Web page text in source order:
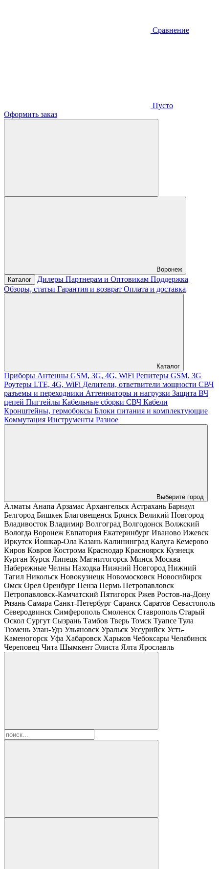
Сравнение
Пусто
Оформить заказ
Воронеж
Каталог
Дилеры Партнерам и Оптовикам Поддержка
Обзоры, статьи Гарантия и возврат Оплата и доставка
Каталог
Приборы Антенны GSM, 3G, 4G, WiFi Репитеры GSM, 3G
Роутеры LTE, 4G, WiFi Делители, ответвители мощности СВЧ
разъемы и переходники Аттенюаторы и нагрузки Защита ВЧ
цепей Пигтейлы Кабельные сборки СВЧ Кабели
Кронштейны, гермобоксы Блоки питания и комплектующие
Коммутация Инструменты Разное
Выберите город
Алматы Анапа Арзамас Архангельск Астрахань Барнаул
Белгород Бишкек Благовещенск Брянск Великий Новгород
Владивосток Владимир Волгоград Волгодонск Волжский
Вологда Воронеж Евпатория Екатеринбург Иваново Ижевск
Иркутск Йошкар-Ола Казань Калининград Калуга Кемерово
Киров Ковров Кострома Краснодар Красноярск Кузнецк
Курган Курск Липецк Магнитогорск Минск Москва
Набережные Челны Находка Нижний Новгород Нижний
Тагил Никольск Новокузнецк Новомосковск Новосибирск
Омск Орел Оренбург Пенза Пермь Петропавловск
Петропавловск-Камчатский Пятигорск Ржев Ростов-на-Дону
Рязань Самара Санкт-Петербург Саранск Саратов Севастополь
Северодвинск Симферополь Смоленск Ставрополь Старый
Оскол Сургут Сызрань Тамбов Тверь Томск Туапсе Тула
Тюмень Улан-Удэ Ульяновск Уральск Уссурийск Усть-
Каменогорск Уфа Хабаровск Харьков Чебоксары Челябинск
Череповец Чита Шымкент Элиста Ялта Ярославль